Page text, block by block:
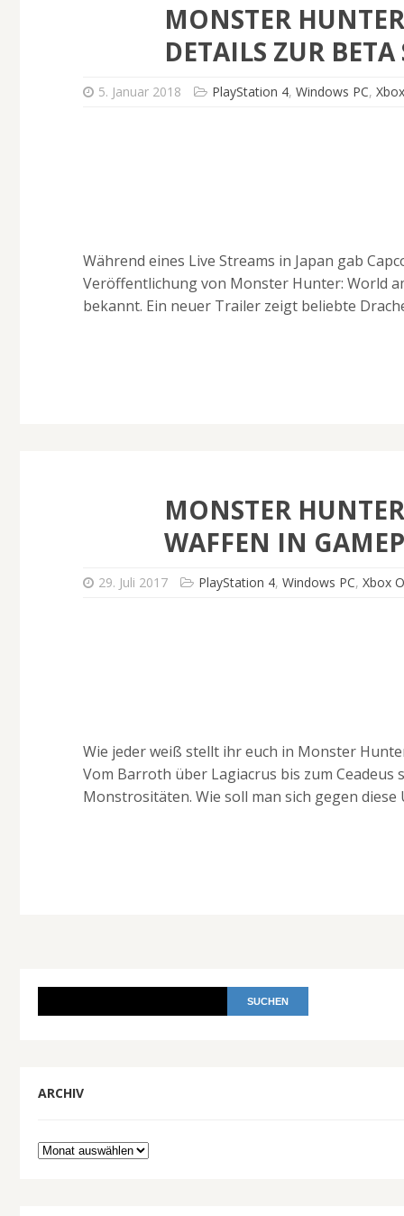
MONSTER
DETAILS ZUR
5. Januar 2018 PlayStation 4,Windows PC,
Während eines Live Streams in Japan gab
Veröffentlichung von Monster Hunter: World
bekannt. Ein neuer Trailer zeigt beliebte
MONSTER
WAFFEN IN
29. Juli 2017 PlayStation 4,Windows PC,Xbox
Wie jeder weiß stellt ihr euch in Monster
Vom Barroth über Lagiacrus bis zum
Monstrositäten. Wie soll man sich gegen
ARCHIV
Archiv